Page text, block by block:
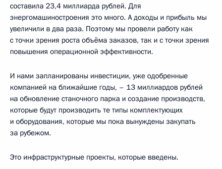
составила 23,4 миллиарда рублей. Для
энергомашиностроения это много. А доходы и прибыль мы
увеличили в два раза. Поэтому мы провели работу как
с точки зрения роста объёма заказов, так и с точки зрения
повышения операционной эффективности.
И нами запланированы инвестиции, уже одобренные
компанией на ближайшие годы, – 13 миллиардов рублей
на обновление станочного парка и создание производств,
которые будут производить те типы комплектующих
и оборудования, которые мы пока вынуждены закупать
за рубежом.
Это инфраструктурные проекты, которые введены.